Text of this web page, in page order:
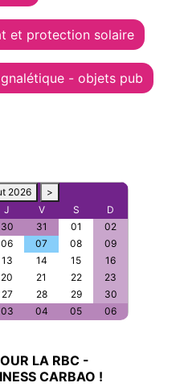
et protection solaire
- objets pub
2026
>
J V S
D
30 31 01
02
06 07 08
09
13 14 15
16
20 21 22
23
27 28 29
30
03 04 05 06
LA RBC -
CARBAO !